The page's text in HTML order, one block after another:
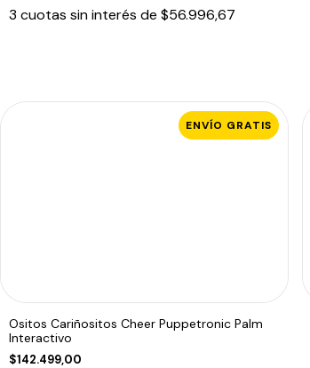
3 cuotas sin interés de $56.996,67
ENVÍO GRATIS
Ositos Cariñositos Cheer Puppetronic Palm
Interactivo
$142.499,00